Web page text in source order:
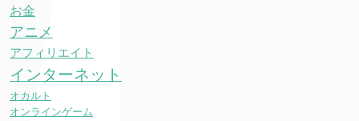
お金
アニメ
アフィリエイト
インターネット
オカルト
オンラインゲーム